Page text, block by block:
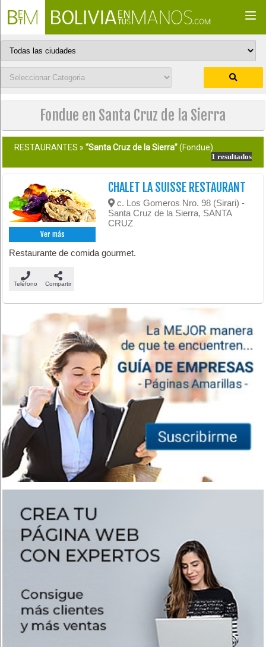
Fondue en Santa Cruz de la Sierra
RESTAURANTES »“Santa Cruz de la Sierra”(Fondue)
1 resultados
Ver más
CHALET LA SUISSE RESTAURANT
c. Los Gomeros Nro. 98 (Sirari) -
Santa Cruz de la Sierra, SANTA
CRUZ
Restaurante de comida gourmet.
Teléfono Compartir